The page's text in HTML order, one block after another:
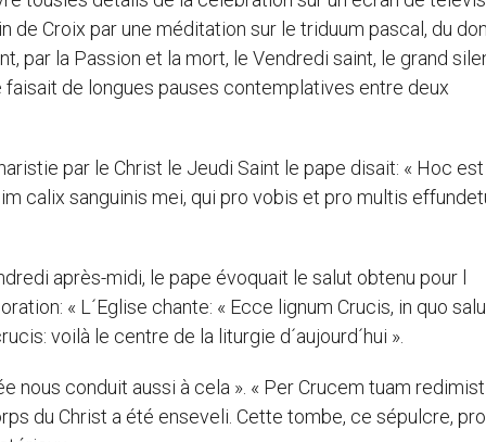
de Croix par une méditation sur le triduum pascal, du
par la Passion et la mort, le Vendredi saint, le grand
faisait de longues pauses contemplatives entre deux
par le Christ le Jeudi Saint le pape disait: « Hoc est
calix sanguinis mei, qui pro vobis et pro multis
après-midi, le pape évoquait le salut obtenu pour l
« L´Eglise chante: « Ecce lignum Crucis, in quo
voilà le centre de la liturgie d´aujourd´hui ».
nous conduit aussi à cela ». « Per Crucem tuam
du Christ a été enseveli. Cette tombe, ce sépulcre,